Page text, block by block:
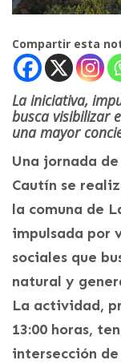
Compartir esta
La iniciativa,
busca visibilizar
una mayor
Una jornada
Cautín se
la comuna de
impulsada por
sociales que
natural y
La actividad,
13:00 horas,
intersección